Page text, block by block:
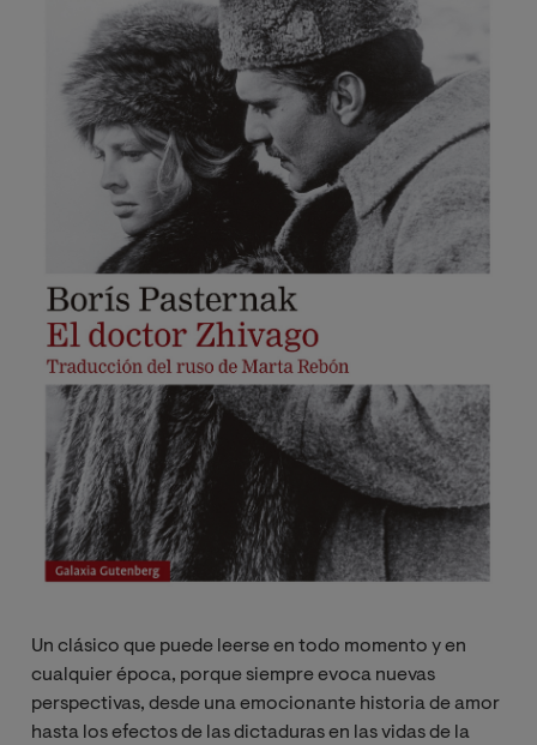
Un clásico que puede leerse en todo momento y en
cualquier época, porque siempre evoca nuevas
perspectivas, desde una emocionante historia de amor
hasta los efectos de las dictaduras en las vidas de la